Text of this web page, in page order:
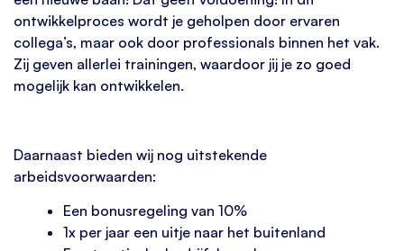
ontwikkelproces wordt je geholpen door ervaren
collega’s, maar ook door professionals binnen het vak.
Zij geven allerlei trainingen, waardoor jij je zo goed
mogelijk kan ontwikkelen.
Daarnaast bieden wij nog uitstekende
arbeidsvoorwaarden:
Een bonusregeling van 10%
1x per jaar een uitje naar het buitenland